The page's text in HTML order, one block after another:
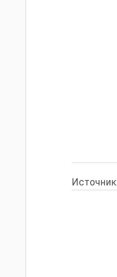
Источник: